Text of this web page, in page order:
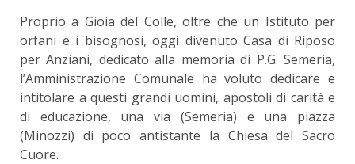
Proprio a Gioia del Colle, oltre che un Istituto per
orfani e i bisognosi, oggi divenuto Casa di Riposo
per Anziani, dedicato alla memoria di P.G. Semeria,
l’Amministrazione Comunale ha voluto dedicare e
intitolare a questi grandi uomini, apostoli di carità e
di educazione, una via (Semeria) e una piazza
(Minozzi) di poco antistante la Chiesa del Sacro
Cuore.